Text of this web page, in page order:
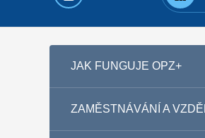
JAK FUNGUJE OPZ+
ZAMĚSTNÁVÁNÍ A